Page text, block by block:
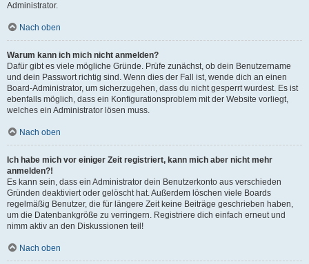
Administrator.
Nach oben
Warum kann ich mich nicht anmelden?
Dafür gibt es viele mögliche Gründe. Prüfe zunächst, ob dein Benutzername
und dein Passwort richtig sind. Wenn dies der Fall ist, wende dich an einen
Board-Administrator, um sicherzugehen, dass du nicht gesperrt wurdest. Es ist
ebenfalls möglich, dass ein Konfigurationsproblem mit der Website vorliegt,
welches ein Administrator lösen muss.
Nach oben
Ich habe mich vor einiger Zeit registriert, kann mich aber nicht mehr
anmelden?!
Es kann sein, dass ein Administrator dein Benutzerkonto aus verschieden
Gründen deaktiviert oder gelöscht hat. Außerdem löschen viele Boards
regelmäßig Benutzer, die für längere Zeit keine Beiträge geschrieben haben,
um die Datenbankgröße zu verringern. Registriere dich einfach erneut und
nimm aktiv an den Diskussionen teil!
Nach oben